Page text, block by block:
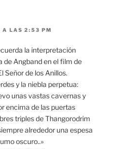
A LAS 2:53 PM
la interpretación
Angband en el film de
Señor de los Anillos.
y la niebla perpetua:
unas vastas cavernas y
encima de las puertas
triples de Thangorodrim
alrededor una espesa
oscuro..»